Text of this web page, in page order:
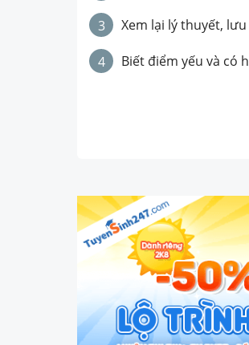
3 Xem lại lý thuyết,
4 Biết điểm yếu và có